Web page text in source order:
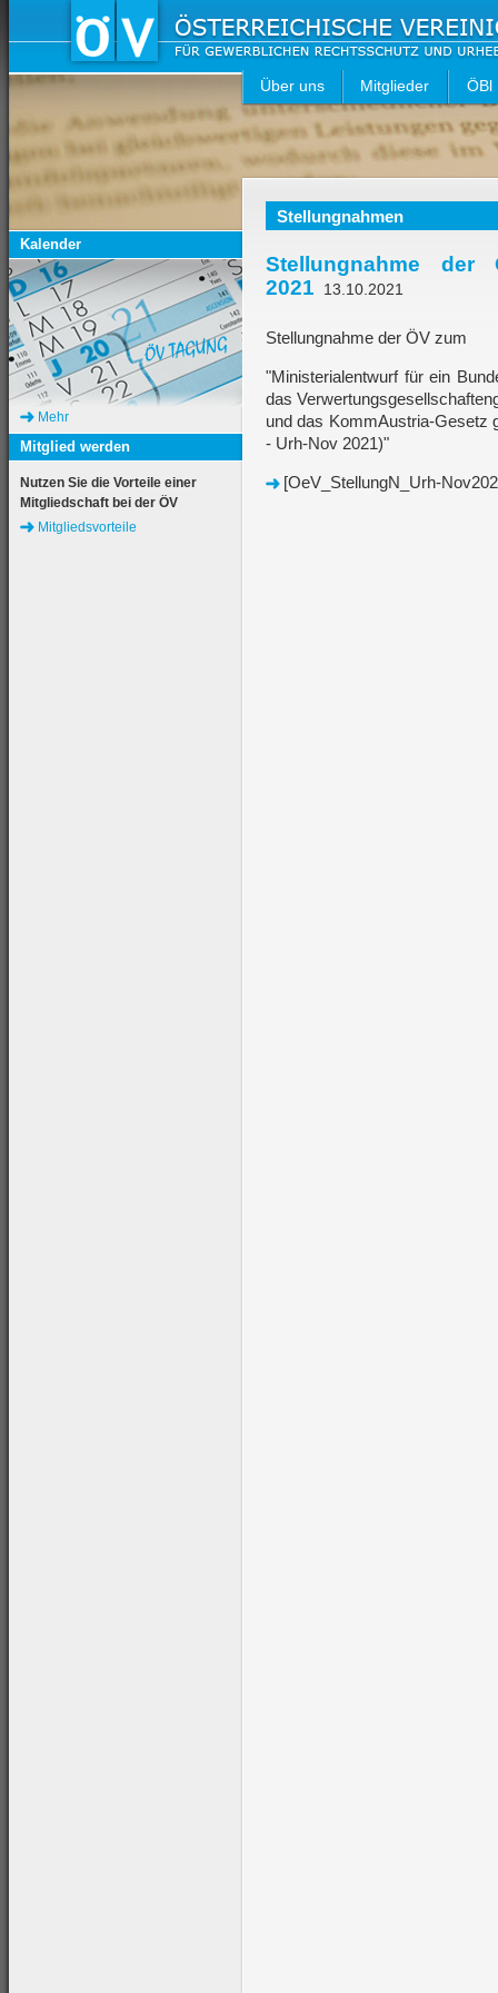
Über uns Mitglieder ÖBl
Stellungnahmen
Stellungnahme der
2021
13.10.2021
Stellungnahme der ÖV zum
"Ministerialentwurf für ein
das
und das KommAustria-Gesetz
- Urh-Nov 2021)"
[OeV_StellungN_Urh-
Kalender
Mehr
Mitglied werden
Nutzen Sie die Vorteile einer
Mitgliedschaft bei der ÖV
Mitgliedsvorteile